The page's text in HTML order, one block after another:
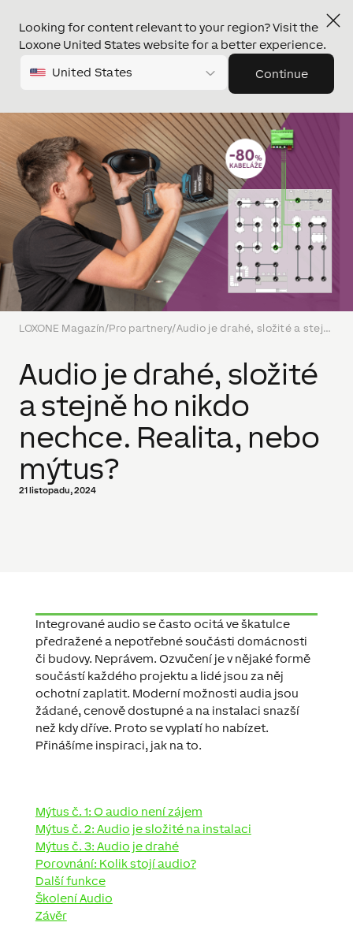
Looking for content relevant to your region? Visit the
Loxone United States website for a better experience.
United States Continue
LOXONE Magazín/Pro partnery/ Audio je drahé, složité a stejně ho nikdo nechce. Realita, nebo mýtus?
Audio je drahé, složité
a stejně ho nikdo
nechce. Realita, nebo
mýtus?
21 listopadu, 2024
Integrované audio se často ocitá ve škatulce
předražené a nepotřebné součásti domácnosti
či budovy. Neprávem. Ozvučení je v nějaké formě
součástí každého projektu a lidé jsou za něj
ochotní zaplatit. Moderní možnosti audia jsou
žádané, cenově dostupné a na instalaci snazší
než kdy dříve. Proto se vyplatí ho nabízet.
Přinášíme inspiraci, jak na to.
Mýtus č. 1: O audio není zájem
Mýtus č. 2: Audio je složité na instalaci
Mýtus č. 3: Audio je drahé
Porovnání: Kolik stojí audio?
Další funkce
Školení Audio
Závěr